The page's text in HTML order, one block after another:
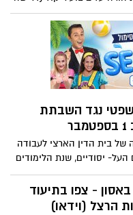
מהמקום) לביצי מאכל של
בארותיים" (מותג של
שהביצים נגועות
נעשה בעקבות דיגום
הווטרינריים במשרד
נגד השבתת
של בית הדין הארצי לעבודה
העל- יסודיים, שנת הלימודים
להיפתח כסדרה. רן ארז
במצב של אין ברירה
בראשון לספטמבר".
- צפו בתיעוד
הרצל (וידאו)